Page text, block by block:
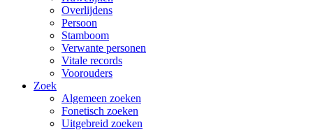
Overlijdens
Persoon
Stamboom
Verwante personen
Vitale records
Voorouders
Zoek
Algemeen zoeken
Fonetisch zoeken
Uitgebreid zoeken